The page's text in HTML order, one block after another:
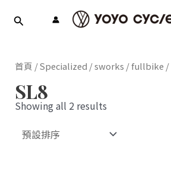
首頁 /Specialized /sworks /fullbike /
SL8
Showing all 2 results